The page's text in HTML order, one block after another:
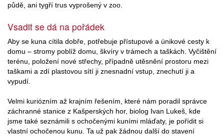
půdě, ani tygří trus vyprošený v zoo.
Vsadit se dá na pořádek
Aby se kuna cítila dobře, potřebuje přístupové a únikové cesty k
domu – stromy poblíž domu, škvíry v trámech a taškách. Vyčištění
terénu, položení nové střechy, případně utěsnění prostoru mezi
taškami a zdí plastovou sítí ji znesnadní vstup, znechutí ji a
vypudí.
Velmi kuriózním až krajním řešením, které nám poradil správce
záchranné stanice z Kašperských hor, biolog Ivan Lukeš, kde
jsme také seznámili s ochočenými kuními mláďaty, je pořídit si
vlastní ochočenou kunu. Ta už pak žádnou další do stavení